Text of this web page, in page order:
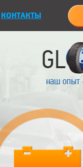
КОНТАКТЫ
наш опыт